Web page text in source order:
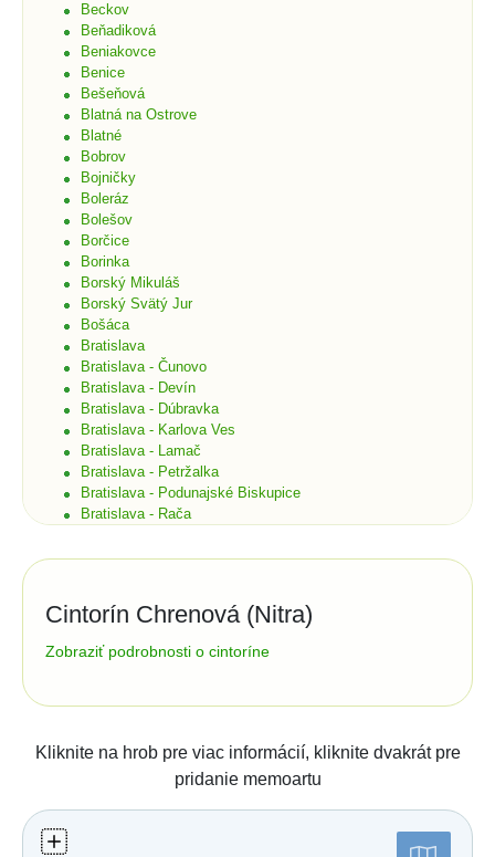
Beckov
Beňadiková
Beniakovce
Benice
Bešeňová
Blatná na Ostrove
Blatné
Bobrov
Bojničky
Boleráz
Bolešov
Borčice
Borinka
Borský Mikuláš
Borský Svätý Jur
Bošáca
Bratislava
Bratislava - Čunovo
Bratislava - Devín
Bratislava - Dúbravka
Bratislava - Karlova Ves
Bratislava - Lamač
Bratislava - Petržalka
Bratislava - Podunajské Biskupice
Bratislava - Rača
Bratislava - Ružinov
Bratislava - Vrakuňa
Brekov
Bučany
Budmerice
Bukovec okr. Košice
Bukovec okr. Myjava
Cintorín Chrenová (Nitra)
Správa cintorína:
Cintorínska 18 94985 Nitra
Číslo účtu (IBAN):
Štatistiky:
Počet hrobov: 1932
Zobraziť podrobnosti o cintoríne
Kliknite na hrob pre viac informácií, kliknite dvakrát pre
pridanie memoartu